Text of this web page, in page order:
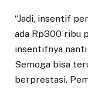
“Jadi, insentif
ada Rp300 ribu
insentifnya
Semoga bisa
berprestasi.